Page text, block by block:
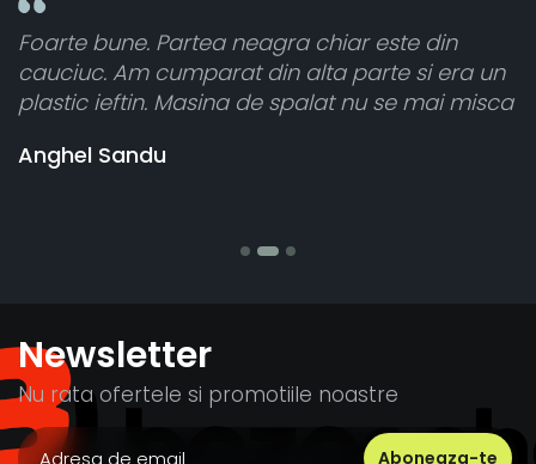
chiar este din
parte si era un
nu se mai misca
Toate sunt foarte luminoase
atât de bine în curtea din
cele 8 bucati dar una nu a
Newsletter
Nu rata ofertele si promotiile noastre